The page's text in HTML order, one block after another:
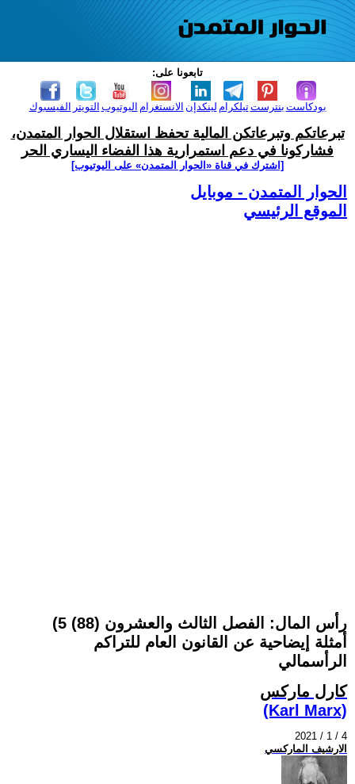
تابعونا على:
الفيسبوك التويتر اليوتيوب الانستغرام لينكدإن تيلكرامبنترست بودكاست
تبرعاتكم وتبرعاتكن المالية تحفظ استقلال الحوار المتمدن،
فشاركونا في دعم استمرارية هذا الفضاء اليساري الحر
[اشترك في قناة ‫«الحوار المتمدن» على اليوتيوب]
الحوار المتمدن - موبايل
الموقع الرئيسي
رأس المال: الفصل الثالث والعشرون (88) 5)
أمثلة إيضاحية عن القانون العام للتراكم
الرأسمالي
كارل ماركس
(Karl Marx)
2021 / 1 / 4
الارشيف الماركسي